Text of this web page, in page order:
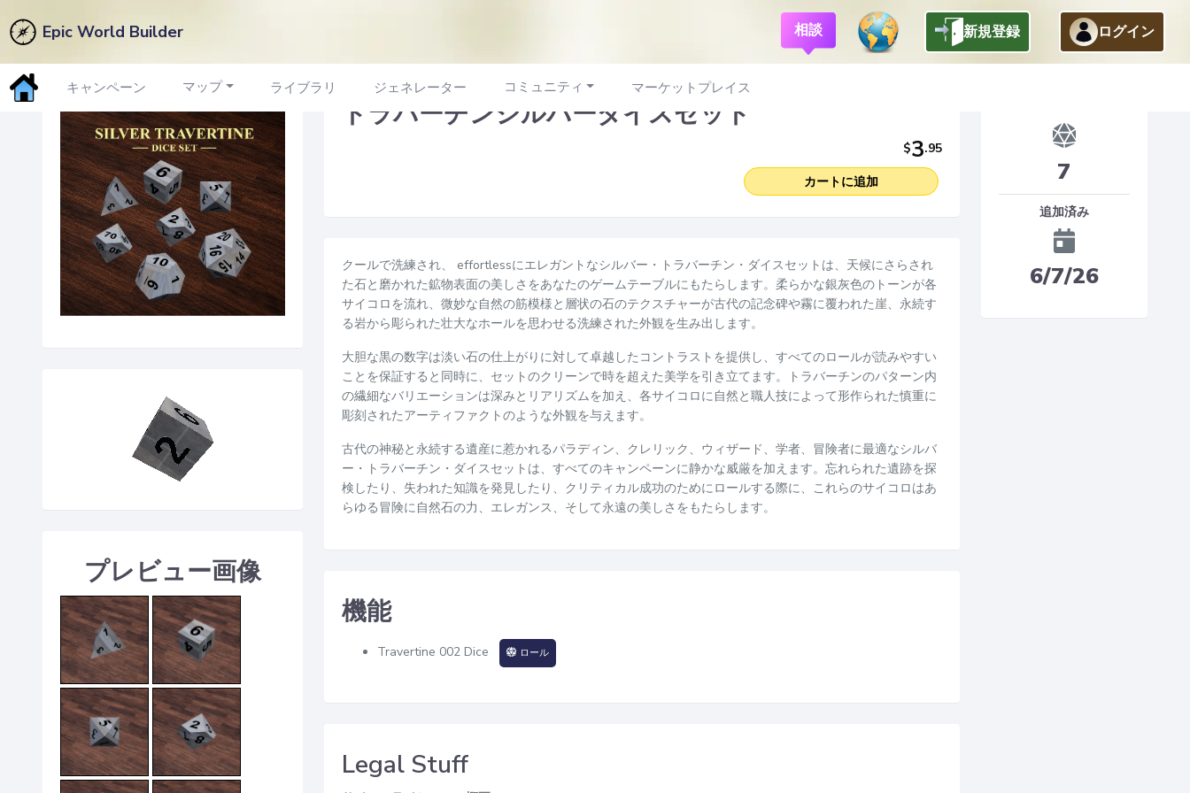
Epic World Builder 相談 新規登録 ログイン
キャンペーン マップ ライブラリ ジェネレーター コミュニティ マーケットプレイス
プレビュー画像
トラバーチンシルバーダイスセット
$3.95
カートに追加
クールで洗練され、 effortlessにエレガントなシルバー・トラバーチン・ダイスセットは、天候にさらされ
た石と磨かれた鉱物表面の美しさをあなたのゲームテーブルにもたらします。柔らかな銀灰色のトーンが各
サイコロを流れ、微妙な自然の筋模様と層状の石のテクスチャーが古代の記念碑や霧に覆われた崖、永続す
る岩から彫られた壮大なホールを思わせる洗練された外観を生み出します。
大胆な黒の数字は淡い石の仕上がりに対して卓越したコントラストを提供し、すべてのロールが読みやすい
ことを保証すると同時に、セットのクリーンで時を超えた美学を引き立てます。トラバーチンのパターン内
の繊細なバリエーションは深みとリアリズムを加え、各サイコロに自然と職人技によって形作られた慎重に
彫刻されたアーティファクトのような外観を与えます。
古代の神秘と永続する遺産に惹かれるパラディン、クレリック、ウィザード、学者、冒険者に最適なシルバ
ー・トラバーチン・ダイスセットは、すべてのキャンペーンに静かな威厳を加えます。忘れられた遺跡を探
検したり、失われた知識を発見したり、クリティカル成功のためにロールする際に、これらのサイコロはあ
らゆる冒険に自然石の力、エレガンス、そして永遠の美しさをもたらします。
機能
Travertine 002 Dice ロール
Legal Stuff
7
追加済み
6/7/26